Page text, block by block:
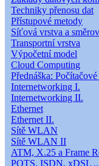
Techniky přenosu dat
Přístupové metody
Síťová vrstva a
Transportní vrstva
Výpočetní model
Cloud Computing
Přednáška:
Internetworking I.
Internetworking II.
Ethernet
Ethernet II.
Sítě WLAN
Sítě WLAN II
ATM, X.25 a Frame
POTS, ISDN, xDSL